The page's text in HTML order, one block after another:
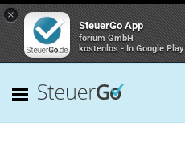
×
SteuerGo App
forium GmbH
kostenlos - In Google Play